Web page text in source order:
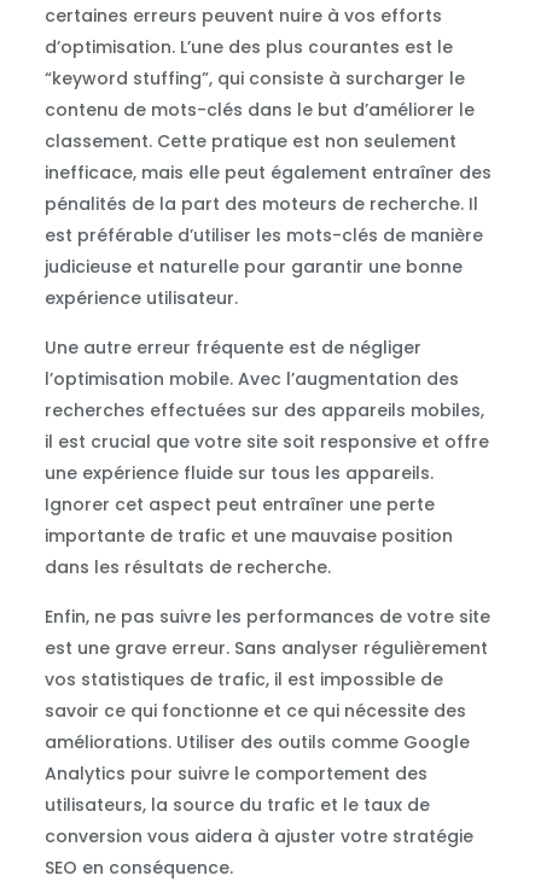
certaines erreurs peuvent nuire à vos efforts
d’optimisation. L’une des plus courantes est le
“keyword stuffing”, qui consiste à surcharger le
contenu de mots-clés dans le but d’améliorer le
classement. Cette pratique est non seulement
inefficace, mais elle peut également entraîner des
pénalités de la part des moteurs de recherche. Il
est préférable d’utiliser les mots-clés de manière
judicieuse et naturelle pour garantir une bonne
expérience utilisateur.
Une autre erreur fréquente est de négliger
l’optimisation mobile. Avec l’augmentation des
recherches effectuées sur des appareils mobiles,
il est crucial que votre site soit responsive et offre
une expérience fluide sur tous les appareils.
Ignorer cet aspect peut entraîner une perte
importante de trafic et une mauvaise position
dans les résultats de recherche.
Enfin, ne pas suivre les performances de votre site
est une grave erreur. Sans analyser régulièrement
vos statistiques de trafic, il est impossible de
savoir ce qui fonctionne et ce qui nécessite des
améliorations. Utiliser des outils comme Google
Analytics pour suivre le comportement des
utilisateurs, la source du trafic et le taux de
conversion vous aidera à ajuster votre stratégie
SEO en conséquence.